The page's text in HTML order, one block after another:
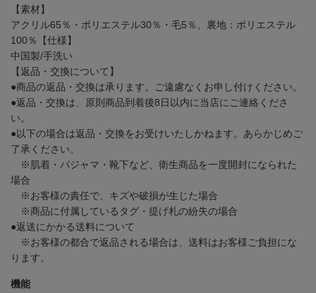
【素材】
アクリル65％・ポリエステル30％・毛5％、裏地：ポリエステル
100％
【仕様】
中国製/手洗い
【返品・交換について】
●商品の返品・交換は承ります。ご遠慮なくお申し付けください。
●返品・交換は、原則商品到着後8日以内に当店にご連絡くださ
い。
●以下の場合は返品・交換をお受けいたしかねます。あらかじめご
了承ください。
※肌着・パジャマ・靴下など、衛生商品を一度開封になられた
場合
※お客様の責任で、キズや破損が生じた場合
※商品に付属しているタグ・提げ札の紛失の場合
●返送にかかる送料について
※お客様の都合で返品される場合は、送料はお客様ご負担にな
ります。
機能